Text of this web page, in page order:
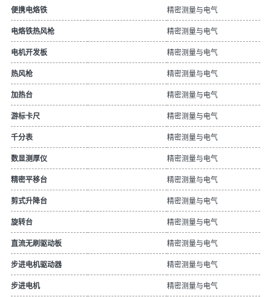
便携电烙铁 精密测量与电气
电烙铁热风枪 精密测量与电气
电机开发板 精密测量与电气
热风枪 精密测量与电气
加热台 精密测量与电气
游标卡尺 精密测量与电气
千分表 精密测量与电气
数显测厚仪 精密测量与电气
精密平移台 精密测量与电气
剪式升降台 精密测量与电气
旋转台 精密测量与电气
直流无刷驱动板 精密测量与电气
步进电机驱动器 精密测量与电气
步进电机 精密测量与电气